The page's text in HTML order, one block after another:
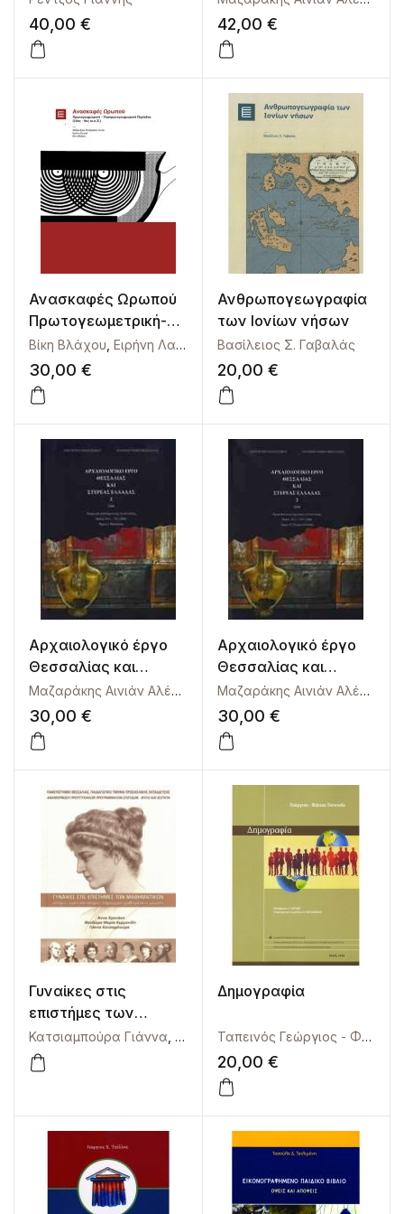
κατάκτηση της πόλης
40,00 € 42,00 €
Ανασκαφές Ωρωπού
Πρωτογεωμετρική-
Υποπρωτογεωμετρικ
ή Περίοδος (10ος –
9ος αι. π.Χ.)
Βίκη Βλάχου Ειρήνη Λαιμού Μαζαράκης Αινιάν
30,00 €
Ανθρωπογεωγραφία
των Ιονίων νήσων
Βασίλειος Σ. Γαβαλάς
20,00 €
Αρχαιολογικό έργο
Θεσσαλίας και
Στερεάς Ελλάδας 2.
Τ. Ι: Θεσσαλία
Μαζαράκης Αινιάν Αλέξανδρος
30,00 €
Αρχαιολογικό έργο
Θεσσαλίας και
Στερεάς Ελλάδας 2.
Τ. ΙΙ: Στερεά Ελλάδα
Μαζαράκης Αινιάν Αλέξανδρος
30,00 €
Γυναίκες στις
επιστήμες των
Μαθηματικών.
Ιστορίες ζωής και
ιστορίες παραγωγής
Κατσιαμπούρα Γιάννα Κερμανίδη Θεοδώρα-Μαρία,
Δημογραφία
Ταπεινός Γεώργιος - Φώτιος
20,00 €